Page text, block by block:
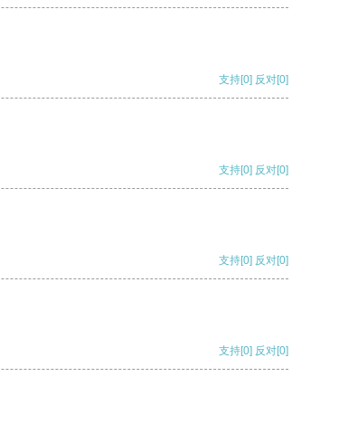
支持[0] 反对[0]
支持[0] 反对[0]
支持[0] 反对[0]
支持[0] 反对[0]